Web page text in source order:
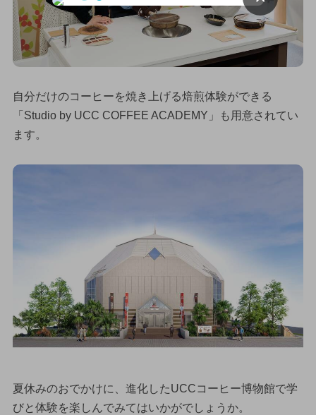
自分だけのコーヒーを焼き上げる焙煎体験ができる
「Studio by UCC COFFEE ACADEMY」も用意されてい
ます。
夏休みのおでかけに、進化したUCCコーヒー博物館で学
びと体験を楽しんでみてはいかがでしょうか。